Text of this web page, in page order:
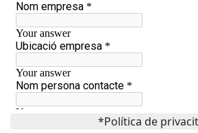
*Política de